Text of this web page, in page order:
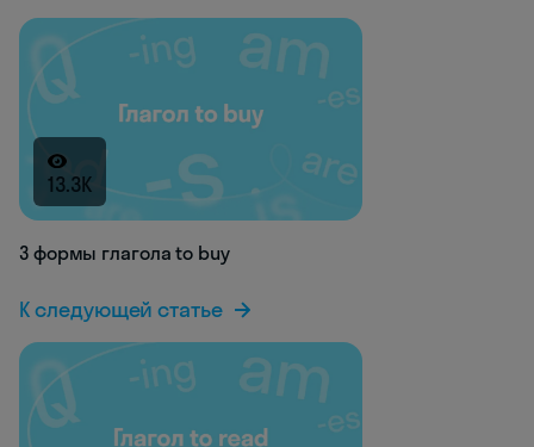
13.3K
3 формы глагола to buy
К следующей статье